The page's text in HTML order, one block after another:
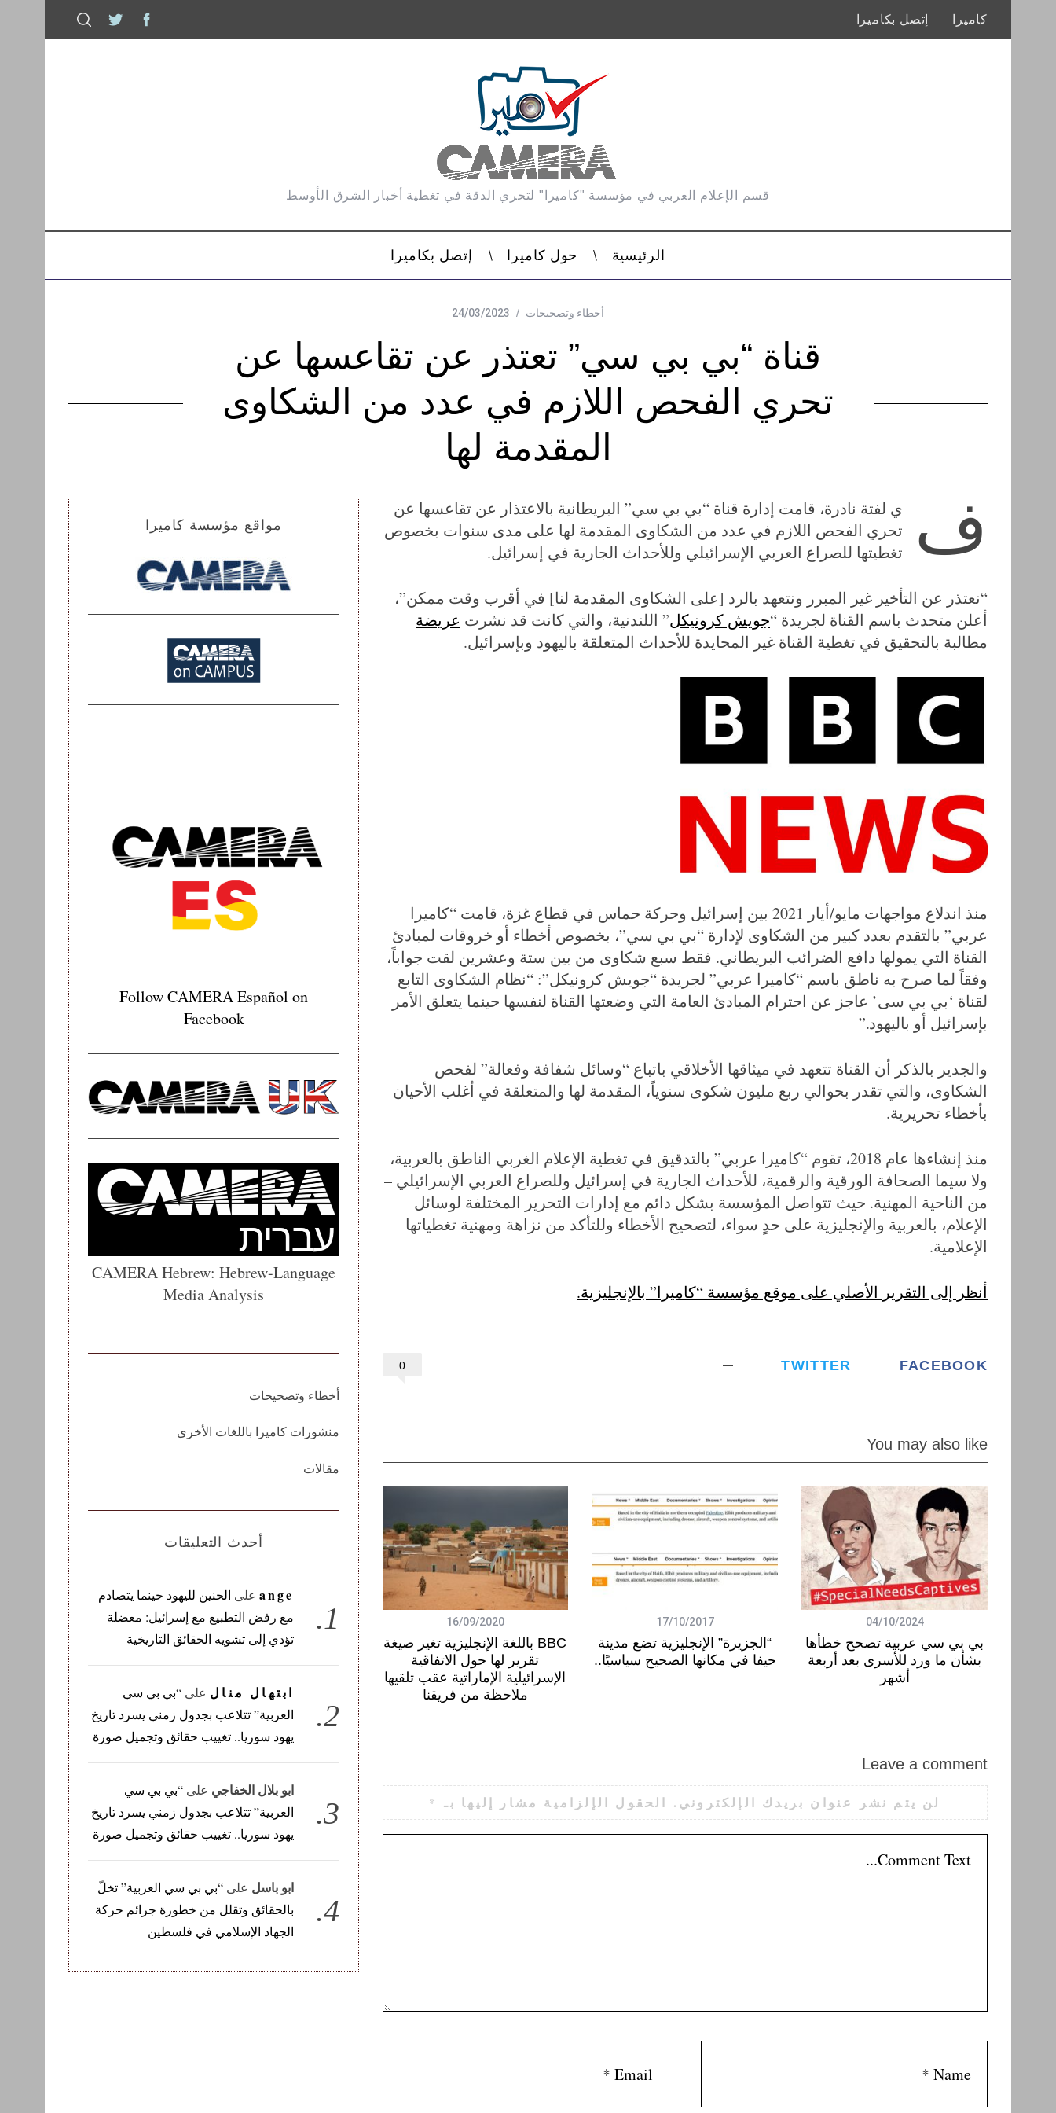
كاميرا إتصل بكاميرا
قسم الإعلام العربي في مؤسسة "كاميرا" لتحري الدقة في تغطية أخبار الشرق الأوسط
الرئيسية حول كاميرا إتصل بكاميرا
أخطاء وتصحيحات 24/03/2023
قناة “بي بي سي” تعتذر عن تقاعسها عن
تحري الفحص اللازم في عدد من الشكاوى
المقدمة لها
ف
ي لفتة نادرة، قامت إدارة قناة “بي بي سي” البريطانية بالاعتذار عن تقاعسها عن
تحري الفحص اللازم في عدد من الشكاوى المقدمة لها على مدى سنوات بخصوص
تغطيتها للصراع العربي الإسرائيلي وللأحداث الجارية في إسرائيل.
“نعتذر عن التأخير غير المبرر ونتعهد بالرد [على الشكاوى المقدمة لنا] في أقرب وقت ممكن”،
أعلن متحدث باسم القناة لجريدة “جويش كرونيكل” اللندنية، والتي كانت قد نشرت عريضة
مطالبة بالتحقيق في تغطية القناة غير المحايدة للأحداث المتعلقة باليهود وبإسرائيل.
منذ اندلاع مواجهات مايو/أيار 2021 بين إسرائيل وحركة حماس في قطاع غزة، قامت “كاميرا
عربي” بالتقدم بعدد كبير من الشكاوى لإدارة “بي بي سي”، بخصوص أخطاء أو خروقات لمبادئ
القناة التي يمولها دافع الضرائب البريطاني. فقط سبع شكاوى من بين ستة وعشرين لقت جواباً،
وفقاً لما صرح به ناطق باسم “كاميرا عربي” لجريدة “جويش كرونيكل”: “نظام الشكاوى التابع
لقناة ‘بي بي سى’ عاجز عن احترام المبادئ العامة التي وضعتها القناة لنفسها حينما يتعلق الأمر
بإسرائيل أو باليهود.”
والجدير بالذكر أن القناة تتعهد في ميثاقها الأخلاقي باتباع “وسائل شفافة وفعالة” لفحص
الشكاوى، والتي تقدر بحوالي ربع مليون شكوى سنوياً، المقدمة لها والمتعلقة في أغلب الأحيان
بأخطاء تحريرية.
منذ إنشاءها عام 2018، تقوم “كاميرا عربي” بالتدقيق في تغطية الإعلام الغربي الناطق بالعربية،
ولا سيما الصحافة الورقية والرقمية، للأحداث الجارية في إسرائيل وللصراع العربي الإسرائيلي –
من الناحية المهنية. حيث تتواصل المؤسسة بشكل دائم مع إدارات التحرير المختلفة لوسائل
الإعلام، بالعربية والإنجليزية على حدٍ سواء، لتصحيح الأخطاء وللتأكد من نزاهة ومهنية تغطياتها
الإعلامية.
أنظر إلى التقرير الأصلي على موقع مؤسسة “كاميرا” بالإنجليزية.
0 FACEBOOK
TWITTER
You may also like
04/10/2024
بي بي سي عربية تصحح خطأها
بشأن ما ورد للأسرى بعد أربعة
أشهر
17/10/2017
“الجزيرة” الإنجليزية تضع مدينة
حيفا في مكانها الصحيح سياسيًا..
16/09/2020
BBC باللغة الإنجليزية تغير صيغة
تقرير لها حول الاتفاقية
الإسرائيلية الإماراتية عقب تلقيها
ملاحظة من فريقنا
Leave a comment
لن يتم نشر عنوان بريدك الإلكتروني. الحقول الإلزامية مشار إليها بـ *
مواقع مؤسسة كاميرا
Follow CAMERA Español on
Facebook
CAMERA Hebrew: Hebrew-Language
Media Analysis
أخطاء وتصحيحات
منشورات كاميرا باللغات الأخرى
مقالات
أحدث التعليقات
ange على الحنين لليهود حينما يتصادم
مع رفض التطبيع مع إسرائيل: معضلة
تؤدي إلى تشويه الحقائق التاريخية
ابتهال منال على “بي بي سي
العربية” تتلاعب بجدول زمني يسرد تاريخ
يهود سوريا.. تغييب حقائق وتجميل صورة
ابو بلال الخفاجي على “بي بي سي
العربية” تتلاعب بجدول زمني يسرد تاريخ
يهود سوريا.. تغييب حقائق وتجميل صورة
ابو باسل على “بي بي سي العربية” تخلّ
بالحقائق وتقلل من خطورة جرائم حركة
الجهاد الإسلامي في فلسطين
e
a
c
h
f
o